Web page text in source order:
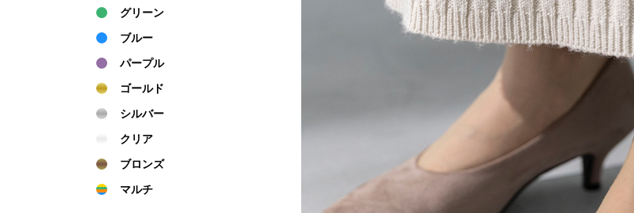
グリーン
ブルー
パープル
ゴールド
シルバー
クリア
ブロンズ
マルチ